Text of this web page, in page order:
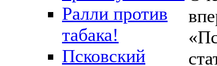
Ралли против
табака!
Псковский